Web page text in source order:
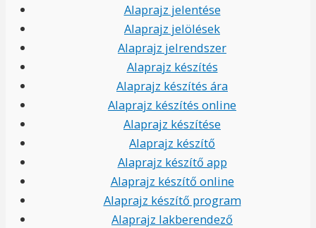
Alaprajz jelentése
Alaprajz jelölések
Alaprajz jelrendszer
Alaprajz készítés
Alaprajz készítés ára
Alaprajz készítés online
Alaprajz készítése
Alaprajz készítő
Alaprajz készítő app
Alaprajz készítő online
Alaprajz készítő program
Alaprajz lakberendező